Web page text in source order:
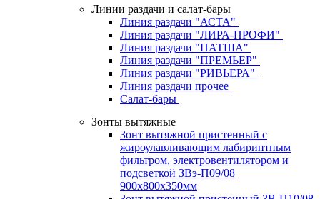
Линии раздачи и салат-бары
Линия раздачи "АСТА"
Линия раздачи "ЛИРА-ПРОФИ"
Линия раздачи "ПАТША"
Линия раздачи "ПРЕМЬЕР"
Линия раздачи "РИВЬЕРА"
Линия раздачи прочее
Салат-бары
Зонты вытяжные
Зонт вытяжной пристенный с
жироулавливающим лабиринтным
фильтром, электровентилятором и
подсветкой ЗВэ-П09/08
900х800х350мм